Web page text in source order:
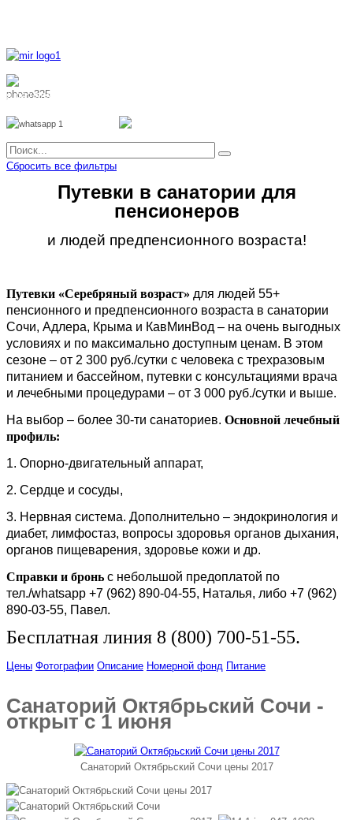
8 962 888 51 55
Сбросить все фильтры
Путевки в санатории для
пенсионеров
и людей предпенсионного возраста!
Путевки «Серебряный возраст» для людей 55+
пенсионного и предпенсионного возраста в санатории
Сочи, Адлера, Крыма и КавМинВод – на очень выгодных
условиях и по максимально доступным ценам. В этом
сезоне – от 2 300 руб./сутки с человека с трехразовым
питанием и бассейном, путевки с консультациями врача
и лечебными процедурами – от 3 000 руб./сутки и выше.
На выбор – более 30-ти санаториев. Основной лечебный
профиль:
1. Опорно-двигательный аппарат,
2. Сердце и сосуды,
3. Нервная система. Дополнительно – эндокринология и
диабет, лимфостаз, вопросы здоровья органов дыхания,
органов пищеварения, здоровье кожи и др.
Справки и бронь с небольшой предоплатой по
тел./whatsapp +7 (962) 890-04-55, Наталья, либо +7 (962)
890-03-55, Павел.
Бесплатная линия 8 (800) 700-51-55.
Цены Фотографии Описание Номерной фонд Питание
Санаторий Октябрьский Сочи -
открыт с 1 июня
Санаторий Октябрьский Сочи цены 2017